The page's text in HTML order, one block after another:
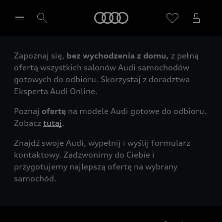
Wybierz Twojego Partnera Audi
Zapoznaj się, bez wychodzenia z domu, z pełną
ofertą wszystkich salonów Audi samochodów
gotowych do odbioru. Skorzystaj z doradztwa
Eksperta Audi Online.
Poznaj ofertę na modele Audi gotowe do odbioru.
Zobacz tutaj.
Znajdź swoje Audi, wypełnij i wyślij formularz
kontaktowy. Zadzwonimy do Ciebie i
przygotujemy najlepszą ofertę na wybrany
samochód.